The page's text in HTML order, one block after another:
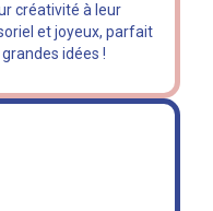
créativité à leur
et joyeux, parfait
idées !